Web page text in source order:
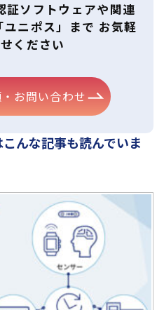
証ソフトウェアや関連
ニポス」まで お気軽
ください
お問い合わせ
んな記事も読んでいま